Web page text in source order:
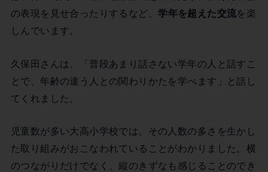
の表現を見せ合ったりするなど、学年を超えた交流を楽
しんでいます。
久保田さんは、「普段あまり話さない学年の人と話すこ
とで、年齢の違う人との関わりかたを学べます」と話し
てくれました。
児童数が多い大高小学校では、その人数の多さを生かし
た取り組みがおこなわれていることがわかりました。横
のつながりだけでなく、縦のきずなも感じることのでき